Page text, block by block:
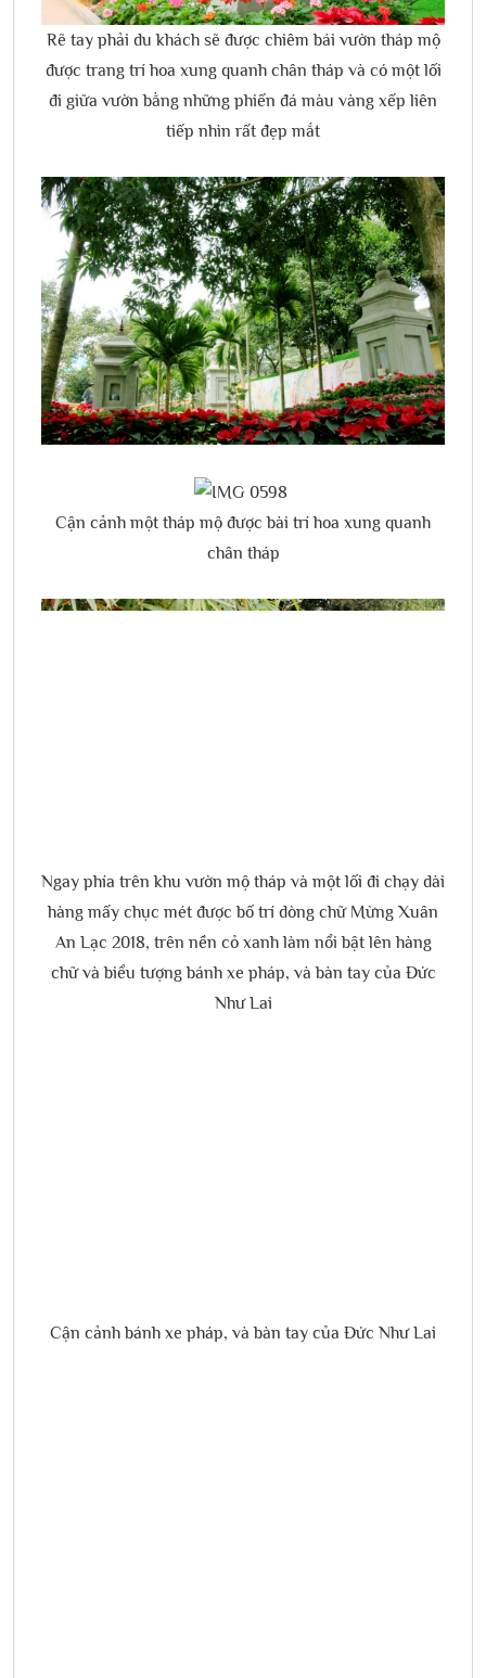
Rẽ tay phải du khách sẽ được chiêm bái vườn tháp mộ
được trang trí hoa xung quanh chân tháp và có một lối
đi giữa vườn bằng những phiến đá màu vàng xếp liên
tiếp nhìn rất đẹp mắt
Cận cảnh một tháp mộ được bài trí hoa xung quanh
chân tháp
Ngay phía trên khu vườn mộ tháp và một lối đi chạy dài
hàng mấy chục mét được bố trí dòng chữ Mừng Xuân
An Lạc 2018, trên nền cỏ xanh làm nổi bật lên hàng
chữ và biểu tượng bánh xe pháp, và bàn tay của Đức
Như Lai
Cận cảnh bánh xe pháp, và bàn tay của Đức Như Lai